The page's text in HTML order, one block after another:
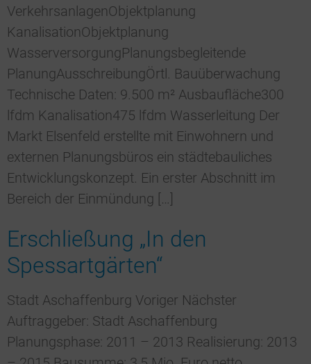
VerkehrsanlagenObjektplanung
KanalisationObjektplanung
WasserversorgungPlanungsbegleitende
PlanungAusschreibungÖrtl. Bauüberwachung
Technische Daten: 9.500 m² Ausbaufläche300
lfdm Kanalisation475 lfdm Wasserleitung Der
Markt Elsenfeld erstellte mit Einwohnern und
externen Planungsbüros ein städtebauliches
Entwicklungskonzept. Ein erster Abschnitt im
Bereich der Einmündung […]
Erschließung „In den
Spessartgärten“
Stadt Aschaffenburg Voriger Nächster
Auftraggeber: Stadt Aschaffenburg
Planungsphase: 2011 – 2013 Realisierung: 2013